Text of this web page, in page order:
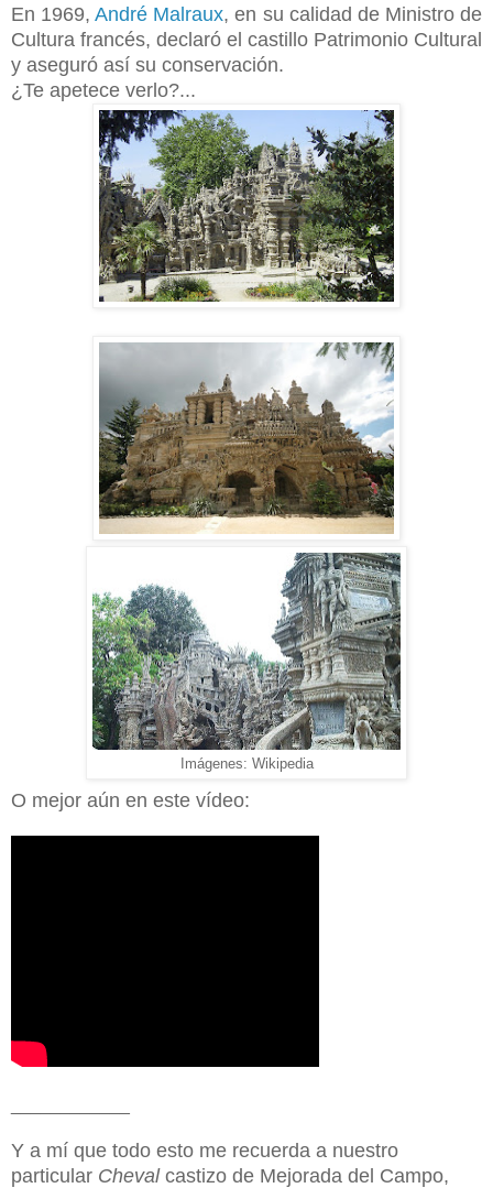
En 1969,André Malraux, en su calidad de Ministro de
Cultura francés, declaró el castillo Patrimonio Cultural
y aseguró así su conservación.
¿Te apetece verlo?...
Imágenes: Wikipedia
O mejor aún en este vídeo:
Y a mí que todo esto me recuerda a nuestro
particular Chevalcastizo de Mejorada del Campo,